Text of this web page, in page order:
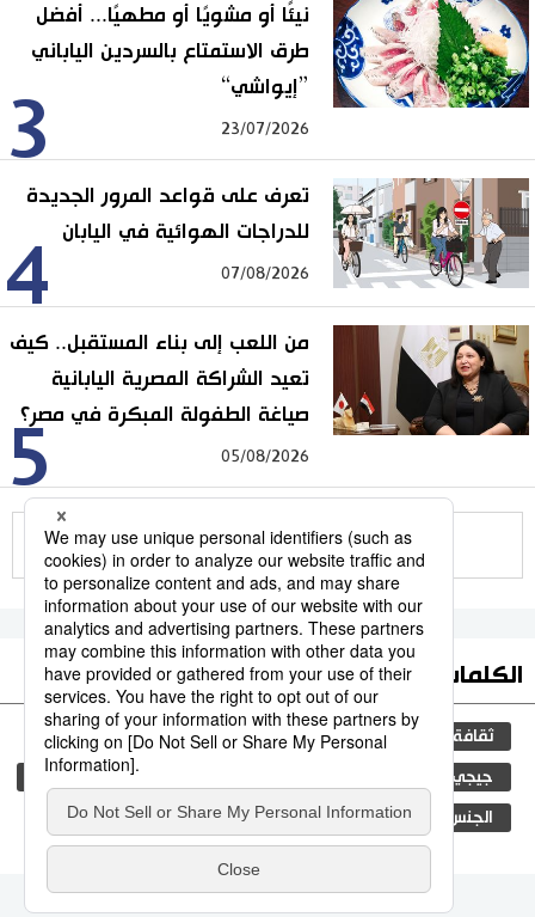
3
نيئًا أو مشويًا أو مطهيًا... أفضل
طرق الاستمتاع بالسردين الياباني
”إيواشي“
23/07/2026
4
تعرف على قواعد المرور الجديدة
للدراجات الهوائية في اليابان
07/08/2026
5
من اللعب إلى بناء المستقبل.. كيف
تعيد الشراكة المصرية اليابانية
صياغة الطفولة المبكرة في مصر؟
05/08/2026
للمزيد
الكلمات الأكثر بحثا
ثقافة التعليم الياباني اليابان مجتمع
جيجي برس المطبخ الياباني
الجنس الجريمة